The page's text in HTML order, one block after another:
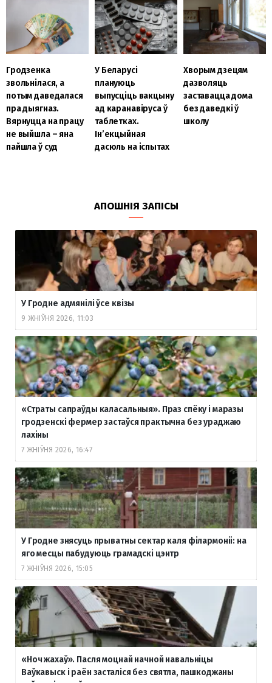
Гродзенка
звольнілася, а
потым даведалася
пра дыягназ.
Вярнуцца на працу
не выйшла – яна
пайшла ў суд
У Беларусі
плануюць
выпусціць вакцыну
ад каранавіруса ў
таблетках.
Ін’екцыйная
дасюль на іспытах
Хворым дзецям
дазволяць
заставацца дома
без даведкі ў
школу
АПОШНІЯ ЗАПІСЫ
У Гродне адмянілі ўсе квізы
9 ЖНІЎНЯ 2026, 11:03
«Страты сапраўды каласальныя». Праз спёку і маразы
гродзенскі фермер застаўся практычна без ураджаю
лахіны
7 ЖНІЎНЯ 2026, 16:47
У Гродне знясуць прыватны сектар каля філармоніі: на
яго месцы пабудуюць грамадскі цэнтр
7 ЖНІЎНЯ 2026, 15:05
«Ноч жахаў». Пасля моцнай начной навальніцы
Ваўкавыск і раён засталіся без святла, пашкоджаны